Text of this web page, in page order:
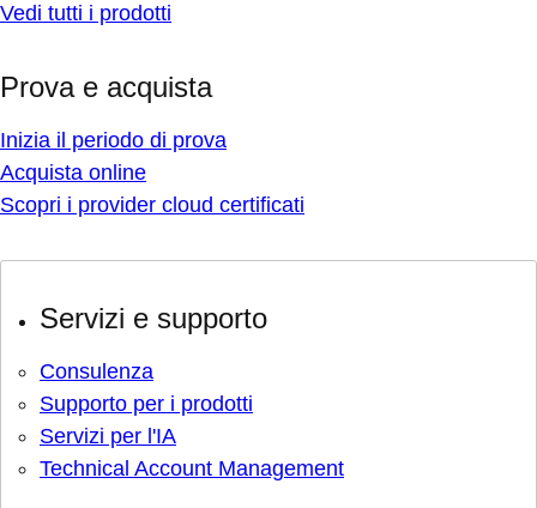
Vedi tutti i prodotti
Prova e acquista
Inizia il periodo di prova
Acquista online
Scopri i provider cloud certificati
Servizi e supporto
Consulenza
Supporto per i prodotti
Servizi per l'IA
Technical Account Management